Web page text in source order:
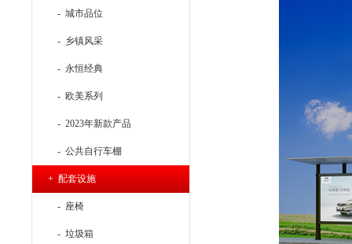
- 城市品位
- 乡镇风采
- 永恒经典
- 欧美系列
- 2023年新款产品
- 公共自行车棚
+ 配套设施
- 座椅
- 垃圾箱